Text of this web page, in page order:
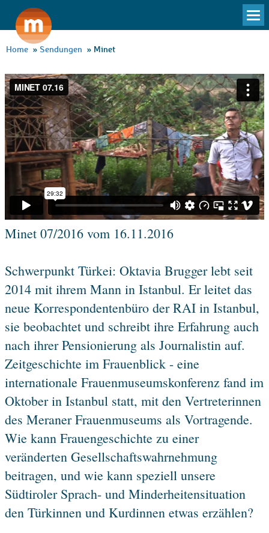
Home » Sendungen » Minet
Minet 07/2016 vom 16.11.2016
Schwerpunkt Türkei: Oktavia Brugger lebt seit
2014 mit ihrem Mann in Istanbul. Er leitet das
neue Korrespondentenbüro der RAI in Istanbul,
sie beobachtet und schreibt ihre Erfahrung auch
nach ihrer Pensionierung als Journalistin auf.
Zeitgeschichte im Frauenblick - eine
internationale Frauenmuseumskonferenz fand im
Oktober in Istanbul statt, mit den Vertreterinnen
des Meraner Frauenmuseums als Vortragende.
Wie kann Frauengeschichte zu einer
veränderten Gesellschaftswahrnehmung
beitragen, und wie kann speziell unsere
Südtiroler Sprach- und Minderheitensituation
den Türkinnen und Kurdinnen etwas erzählen?